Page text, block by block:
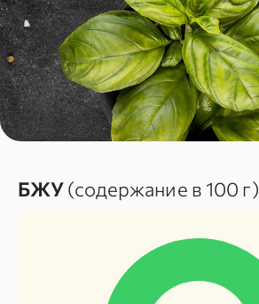
БЖУ(содержание в 100 г)